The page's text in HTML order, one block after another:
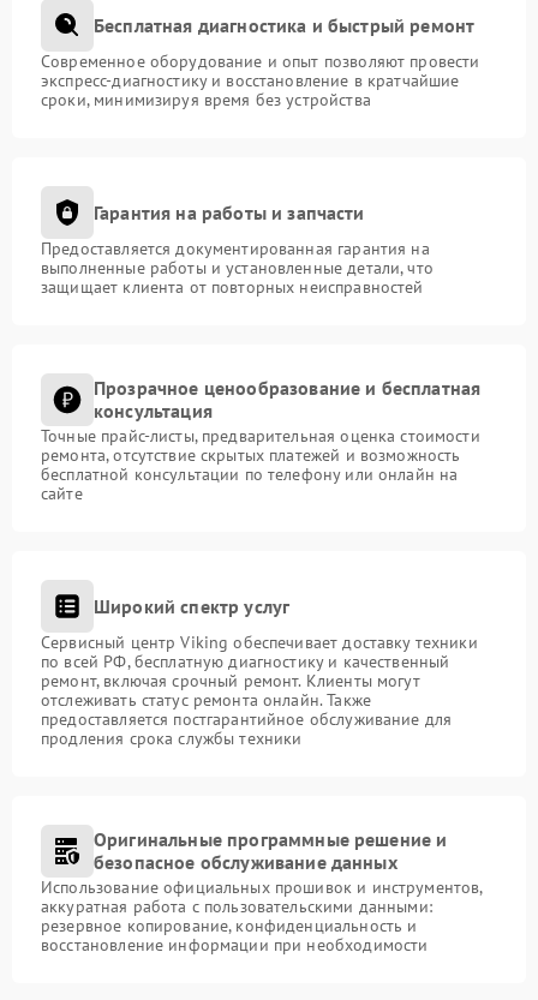
Бесплатная диагностика и быстрый ремонт
Современное оборудование и опыт позволяют провести
экспресс-диагностику и восстановление в кратчайшие
сроки, минимизируя время без устройства
Гарантия на работы и запчасти
Предоставляется документированная гарантия на
выполненные работы и установленные детали, что
защищает клиента от повторных неисправностей
Прозрачное ценообразование и бесплатная
консультация
Точные прайс-листы, предварительная оценка стоимости
ремонта, отсутствие скрытых платежей и возможность
бесплатной консультации по телефону или онлайн на
сайте
Широкий спектр услуг
Сервисный центр Viking обеспечивает доставку техники
по всей РФ, бесплатную диагностику и качественный
ремонт, включая срочный ремонт. Клиенты могут
отслеживать статус ремонта онлайн. Также
предоставляется постгарантийное обслуживание для
продления срока службы техники
Оригинальные программные решение и
безопасное обслуживание данных
Использование официальных прошивок и инструментов,
аккуратная работа с пользовательскими данными:
резервное копирование, конфиденциальность и
восстановление информации при необходимости